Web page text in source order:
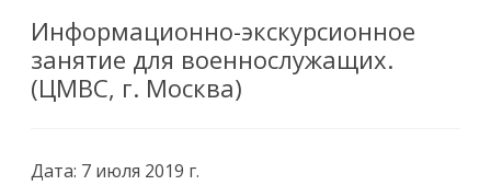
Информационно-экскурсионное
занятие для военнослужащих.
(ЦМВС, г. Москва)
Дата: 7 июля 2019 г.